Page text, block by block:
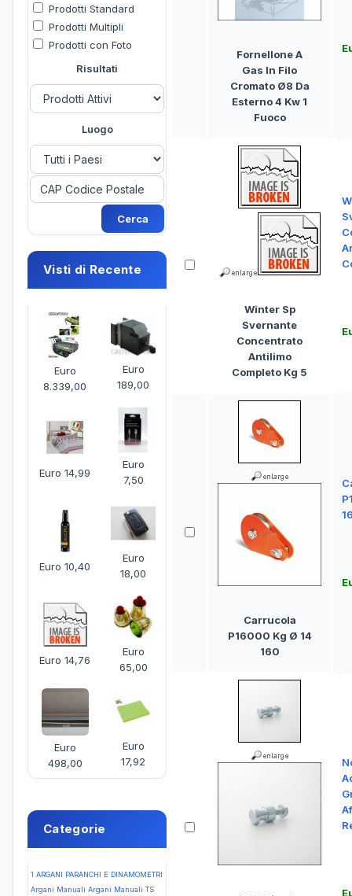
Prodotti Standard
Prodotti Multipli
Prodotti con Foto
Risultati
Luogo
Visti di Recente
Euro
8.339,00
Euro
189,00
Euro 14,99
Euro
7,50
Euro 10,40
Euro
18,00
Euro 14,76
Euro
65,00
Euro
498,00
Euro
17,92
Categorie
1 ARGANI PARANCHI E DINAMOMETRI
Argani Manuali Argani Manuali TS
Fornellone A
Gas In Filo
Cromato Ø8 Da
Esterno 4 Kw 1
Fuoco
Winter Sp
Svernante
Concentrato
Antilimo
Completo Kg 5
Carrucola
P16000 Kg Ø 14
160